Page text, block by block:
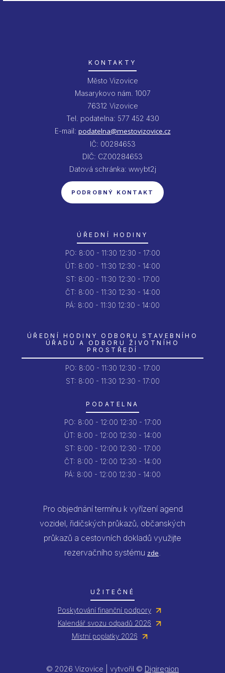
KONTAKTY
Město Vizovice
Masarykovo nám. 1007
76312 Vizovice
Tel. podatelna: 577 452 430
E-mail: podatelna@mestovizovice.cz
IČ: 00284653
DIČ: CZ00284653
Datová schránka: wwybt2j
PODROBNÝ KONTAKT
ÚŘEDNÍ HODINY
PO: 8:00 - 11:30 12:30 - 17:00
ÚT: 8:00 - 11:30 12:30 - 14:00
ST: 8:00 - 11:30 12:30 - 17:00
ČT: 8:00 - 11:30 12:30 - 14:00
PÁ: 8:00 - 11:30 12:30 - 14:00
ÚŘEDNÍ HODINY ODBORU STAVEBNÍHO
ÚŘADU A ODBORU ŽIVOTNÍHO
PROSTŘEDÍ
PO: 8:00 - 11:30 12:30 - 17:00
ST: 8:00 - 11:30 12:30 - 17:00
PODATELNA
PO: 8:00 - 12:00 12:30 - 17:00
ÚT: 8:00 - 12:00 12:30 - 14:00
ST: 8:00 - 12:00 12:30 - 17:00
ČT: 8:00 - 12:00 12:30 - 14:00
PÁ: 8:00 - 12:00 12:30 - 14:00
Pro objednání termínu k vyřízení agend
vozidel, řidičských průkazů, občanských
průkazů a cestovních dokladů využijte
rezervačního systému zde.
UŽITEČNÉ
Poskytování finanční podpory
Kalendář svozu odpadů 2026
Místní poplatky 2026
© 2026 Vizovice | vytvořil © Digiregion